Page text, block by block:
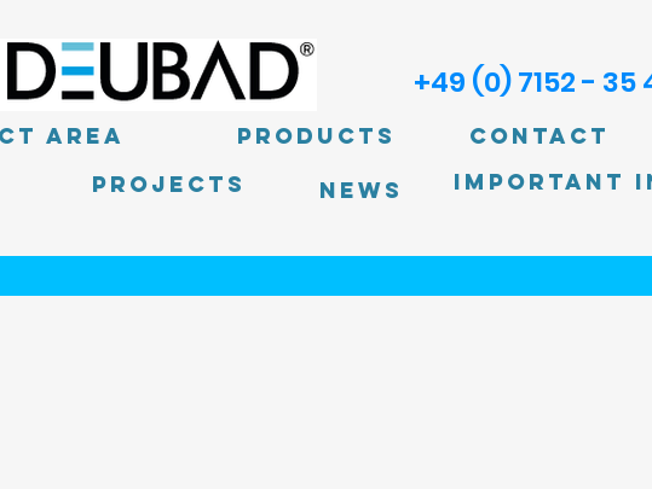
area
Products
PROJECTS News
+49 (0) 7152 - 35
Contact
Important